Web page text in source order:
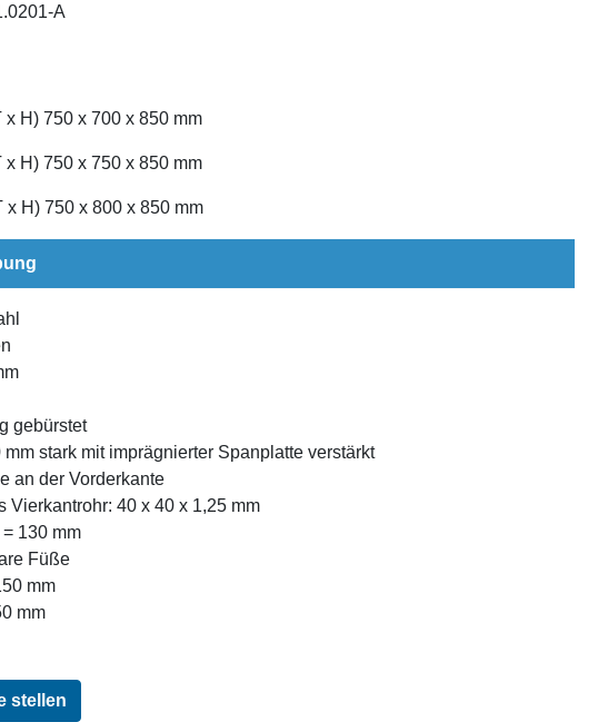
A
H) 750 x 700 x 850 mm
H) 750 x 750 x 850 mm
x H) 750 x 800 x 850 mm
gebürstet
stark mit imprägnierter Spanplatte verstärkt
an der Vorderkante
Vierkantrohr: 40 x 40 x 1,25 mm
130 mm
Füße
mm
mm
stellen